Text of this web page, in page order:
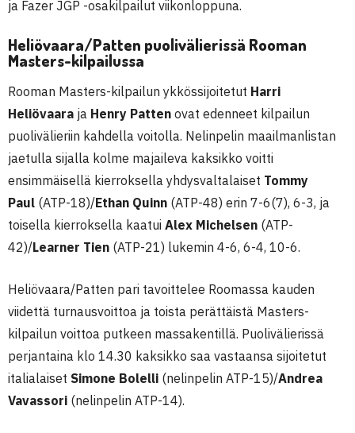
ja Fazer JGP -osakilpailut viikonloppuna.
Heliövaara/Patten puolivälierissä Rooman
Masters-kilpailussa
Rooman Masters-kilpailun ykkössijoitetut Harri
Heliövaara ja Henry Patten ovat edenneet kilpailun
puolivälieriin kahdella voitolla. Nelinpelin maailmanlistan
jaetulla sijalla kolme majaileva kaksikko voitti
ensimmäisellä kierroksella yhdysvaltalaiset Tommy
Paul (ATP-18)/Ethan Quinn (ATP-48) erin 7-6(7), 6-3, ja
toisella kierroksella kaatui Alex Michelsen (ATP-
42)/Learner Tien (ATP-21) lukemin 4-6, 6-4, 10-6.
Heliövaara/Patten pari tavoittelee Roomassa kauden
viidettä turnausvoittoa ja toista perättäistä Masters-
kilpailun voittoa putkeen massakentillä. Puolivälierissä
perjantaina klo 14.30 kaksikko saa vastaansa sijoitetut
italialaiset Simone Bolelli (nelinpelin ATP-15)/Andrea
Vavassori (nelinpelin ATP-14).